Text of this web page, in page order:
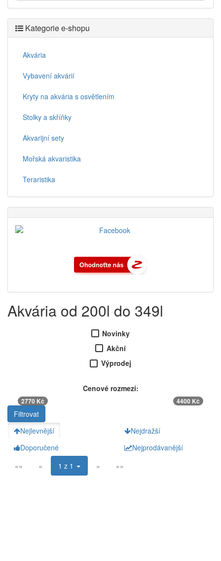
Kategorie e-shopu
Akvária
Vybavení akvárií
Kryty na akvária s osvětlením
Stolky a skříňky
Akvarijní sety
Mořská akvaristika
Teraristika
Akvária od 200l do 349l
Novinky
Akční
Výprodej
Cenové rozmezí:
2770 Kč 4400 Kč
Nejlevnější
Nejdražší
Doporučené
Nejprodávanější
««
« 1 z 1 » »»